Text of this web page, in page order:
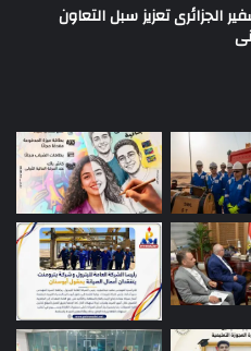
الجزائرى تعزيز سبل التعاون